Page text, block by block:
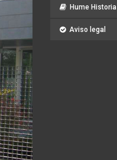
Hume Historia
Aviso legal